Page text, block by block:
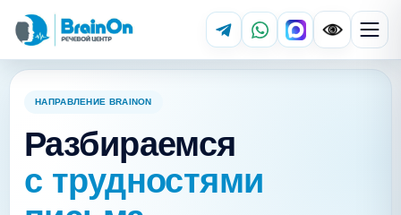
НАПРАВЛЕНИЕ BRAINON
Разбираемся
с трудностями